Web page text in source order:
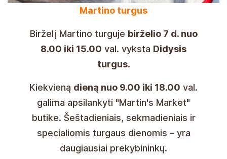
Martino turgus
Birželį Martino turguje birželio 7 d. nuo
8.00 iki 15.00 val. vyksta Didysis
turgus.
Kiekvieną dieną nuo 9.00 iki 18.00 val.
galima apsilankyti "Martin's Market"
butike. Šeštadieniais, sekmadieniais ir
specialiomis turgaus dienomis – yra
daugiausiai prekybininkų.